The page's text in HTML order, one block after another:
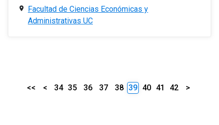
Facultad de Ciencias Económicas y
Administrativas UC
<< < 34 35 36 37 38 39 40 41 42 >